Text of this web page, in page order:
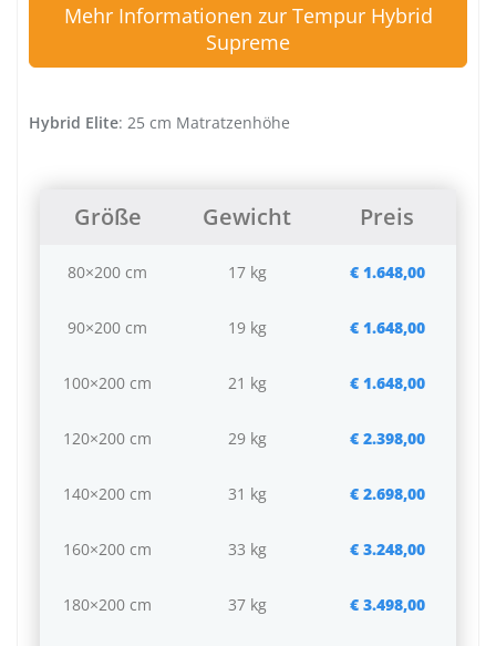
Mehr Informationen zur Tempur Hybrid
Supreme
Hybrid Elite: 25 cm Matratzenhöhe
Größe Gewicht Preis
80×200 cm 17 kg € 1.648,00
90×200 cm 19 kg € 1.648,00
100×200 cm 21 kg € 1.648,00
120×200 cm 29 kg € 2.398,00
140×200 cm 31 kg € 2.698,00
160×200 cm 33 kg € 3.248,00
180×200 cm 37 kg € 3.498,00